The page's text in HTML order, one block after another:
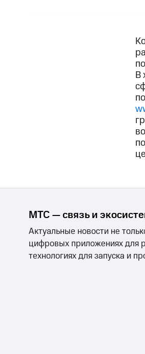
В
МТС — связь и
Актуальные новости не
цифровых приложениях для
технологиях для запуска и